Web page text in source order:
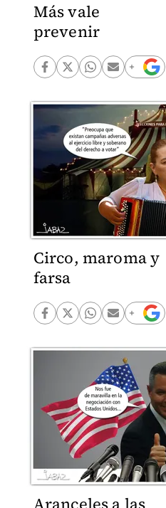
Más vale
prevenir
Circo, maroma y
farsa
Aranceles a las